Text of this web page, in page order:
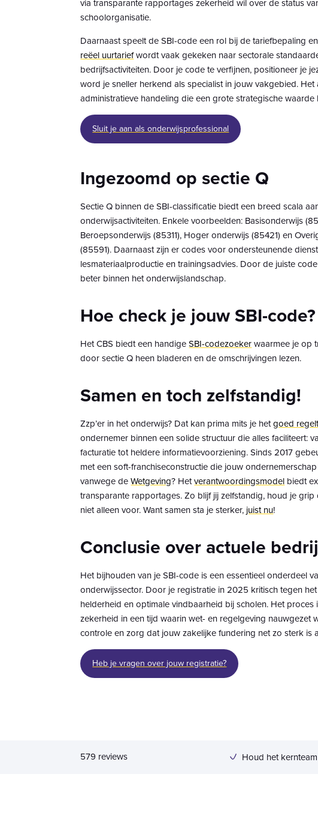
via transparante rapportages zekerheid wil over de status
schoolorganisatie.
Daarnaast speelt de SBI-code een rol bij de tariefbepaling
reëel uurtariefwordt vaak gekeken naar sectorale
bedrijfsactiviteiten. Door je code te verfijnen, positioneer je
word je sneller herkend als specialist in jouw vakgebied.
administratieve handeling die een grote strategische
Sluit je aan als onderwijsprofessional
Ingezoomd op sectie Q
Sectie Q binnen de SBI-classificatie biedt een breed scala
onderwijsactiviteiten. Enkele voorbeelden: Basisonderwijs
Beroepsonderwijs (85311), Hoger onderwijs (85421) en
(85591). Daarnaast zijn er codes voor ondersteunende
lesmateriaalproductie en trainingsadvies. Door de juiste
beter binnen het onderwijslandschap.
Hoe check je jouw SBI-code?
Het CBS biedt een handigeSBI-codezoekerwaarmee je op
door sectie Q heen bladeren en de omschrijvingen lezen.
Samen en toch zelfstandig!
Zzp’er in het onderwijs? Dat kan prima mits je hetgoed
ondernemer binnen een solide structuur die alles faciliteert:
facturatie tot heldere informatievoorziening. Sinds 2017
met een soft-franchiseconstructie die jouw ondernemerschap
vanwege deWetgeving? Hetverantwoordingsmodel biedt
transparante rapportages. Zo blijf jij zelfstandig, houd je
niet alleen voor. Want samen sta je sterker, juist nu!
Conclusie over actuele
Het bijhouden van je SBI-code is een essentieel onderdeel
onderwijssector. Door je registratie in 2025 kritisch tegen
helderheid en optimale vindbaarheid bij scholen. Het
zekerheid in een tijd waarin wet- en regelgeving
controle en zorg dat jouw zakelijke fundering net zo sterk is
Heb je vragen over jouw registratie?
579 reviews Houd het